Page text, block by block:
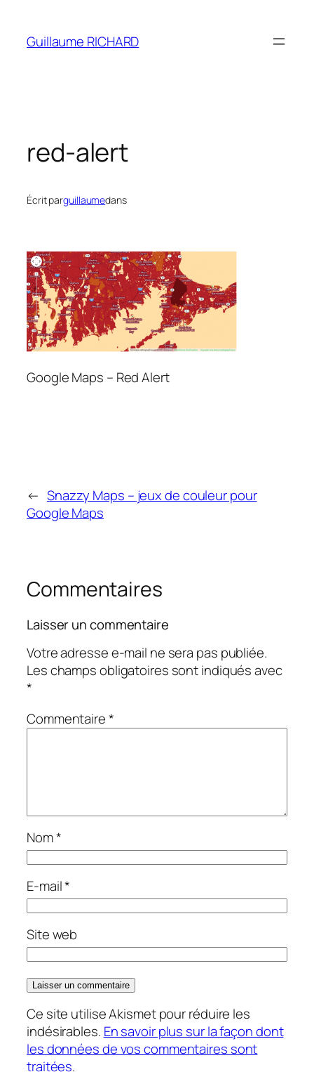
contenu
Guillaume RICHARD
red-alert
Écrit parguillaumedans
Google Maps – Red Alert
← Snazzy Maps – jeux de couleur pour
Google Maps
Commentaires
Laisser un commentaire
Votre adresse e-mail ne sera pas publiée.
Les champs obligatoires sont indiqués avec
*
Commentaire*
Nom*
E-mail*
Site web
Ce site utilise Akismet pour réduire les
indésirables. En savoir plus sur la façon dont
les données de vos commentaires sont
traitées.